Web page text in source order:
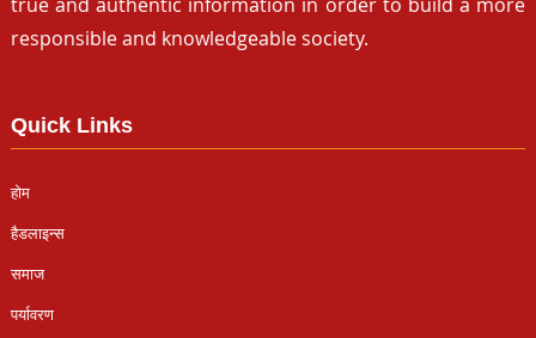
true and authentic information in order to build a more
responsible and knowledgeable society.
Quick Links
होम
हैडलाइन्स
समाज
पर्यावरण